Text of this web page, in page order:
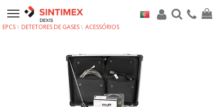
EPCS DETETORES DE GASES ACESSÓRIOS